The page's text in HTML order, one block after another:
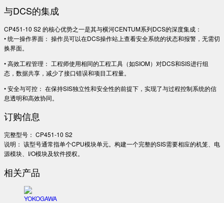
与DCS的集成
CP451-10 S2 的核心优势之一是其与横河CENTUM系列DCS的深度集成：
• 统一操作界面： 操作员可以在DCS操作站上查看安全系统的状态和报警，无需切
换界面。
• 高效工程管理： 工程师使用相同的工程工具（如SIOM）对DCS和SIS进行组
态，数据共享，减少了接口错误和项目工程量。
• 安全与可控： 在保持SIS独立性和安全性的前提下，实现了与过程控制系统的信
息透明和高效协同。
订购信息
完整型号： CP451-10 S2
说明： 该型号通常指单个CPU模块单元。构建一个完整的SIS需要相应的机笼、电
源模块、I/O模块及软件授权。
相关产品